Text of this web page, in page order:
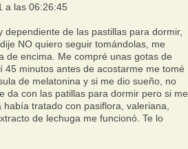
a las 06:26:45
dependiente de las pastillas para dormir,
NO quiero seguir tomándolas, me
de encima. Me compré unas gotas de
45 minutos antes de acostarme me tomé
de melatonina y si me dio sueño, no
da con las patillas para dormir pero si me
tratado con pasiflora, valeriana,
de lechuga me funcionó. Te lo